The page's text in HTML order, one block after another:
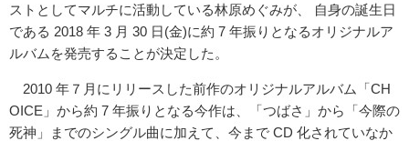
ストとしてマルチに活動している林原めぐみが、 自身の誕生日
である 2018 年 3 月 30 日(金)に約 7 年振りとなるオリジナルア
ルバムを発売することが決定した。
2010 年７月にリリースした前作のオリジナルアルバム「CH
OICE」から約 7 年振りとなる今作は、「つばさ」から「今際の
死神」までのシングル曲に加えて、今まで CD 化されていなか